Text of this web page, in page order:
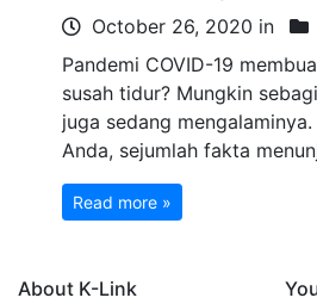
October 26, 2020 in
Pandemi COVID-19
susah tidur? Mungkin
juga sedang
Anda, sejumlah fakta
Read more »
About K-Link